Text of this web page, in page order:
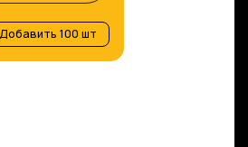
Добавить 100 шт